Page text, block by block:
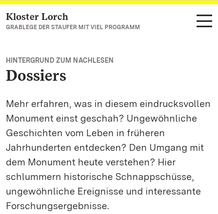
Zum Hauptinhalt springen
Kloster Lorch
GRABLEGE DER STAUFER MIT VIEL PROGRAMM
HINTERGRUND ZUM NACHLESEN
Dossiers
Mehr erfahren, was in diesem eindrucksvollen
Monument einst geschah? Ungewöhnliche
Geschichten vom Leben in früheren
Jahrhunderten entdecken? Den Umgang mit
dem Monument heute verstehen? Hier
schlummern historische Schnappschüsse,
ungewöhnliche Ereignisse und interessante
Forschungsergebnisse.